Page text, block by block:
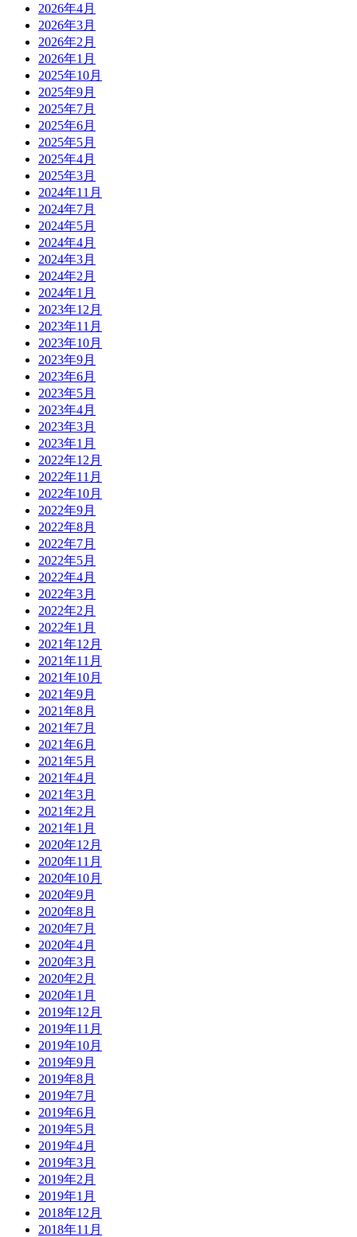
2026年4月
2026年3月
2026年2月
2026年1月
2025年10月
2025年9月
2025年7月
2025年6月
2025年5月
2025年4月
2025年3月
2024年11月
2024年7月
2024年5月
2024年4月
2024年3月
2024年2月
2024年1月
2023年12月
2023年11月
2023年10月
2023年9月
2023年6月
2023年5月
2023年4月
2023年3月
2023年1月
2022年12月
2022年11月
2022年10月
2022年9月
2022年8月
2022年7月
2022年5月
2022年4月
2022年3月
2022年2月
2022年1月
2021年12月
2021年11月
2021年10月
2021年9月
2021年8月
2021年7月
2021年6月
2021年5月
2021年4月
2021年3月
2021年2月
2021年1月
2020年12月
2020年11月
2020年10月
2020年9月
2020年8月
2020年7月
2020年4月
2020年3月
2020年2月
2020年1月
2019年12月
2019年11月
2019年10月
2019年9月
2019年8月
2019年7月
2019年6月
2019年5月
2019年4月
2019年3月
2019年2月
2019年1月
2018年12月
2018年11月